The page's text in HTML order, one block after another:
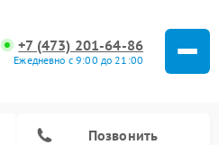
+7 (473) 201-64-86
Ежедневно с 9:00 до 21:00
Позвонить